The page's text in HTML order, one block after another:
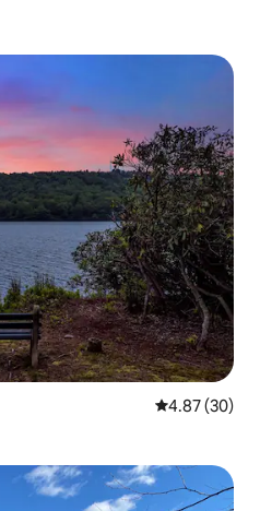
औसत रेटिंग 5 में
4.87 (30)